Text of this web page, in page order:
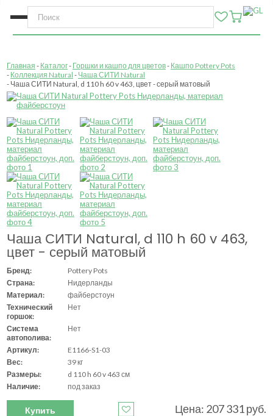
Главная Каталог Горшки и кашпо для цветов Кашпо Pottery Pots
Коллекция Natural
Чаша СИТИ Natural
Чаша СИТИ Natural, d 110 h 60 v 463, цвет - серый матовый
Чаша СИТИ Natural, d 110 h 60 v 463,
цвет - серый матовый
Бренд:
Pottery Pots
Страна:
Нидерланды
Материал:
файберстоун
Технический
горшок:
Нет
Система
автополива:
Нет
Артикул:
E1166-S1-03
Вес:
39 кг
Размеры:
d 110 h 60 v 463 см
Наличие:
под заказ
Купить Цена: 207 331 руб.